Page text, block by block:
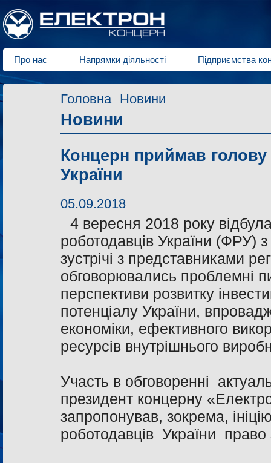
Про нас Напрямки діяльності Підприємства
Головна Новини
Новини
Концерн приймав голову
України
05.09.2018
4 вересня 2018 року
роботодавців України (ФРУ)
зустрічі з представниками
обговорювались проблемні
перспективи розвитку
потенціалу України,
економіки, ефективного
ресурсів внутрішнього
Участь в обговоренні
президент концерну
запропонував, зокрема,
роботодавців України право